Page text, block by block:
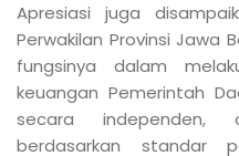
Apresiasi juga
Perwakilan Provinsi Jawa
fungsinya dalam
keuangan Pemerintah
secara independen,
berdasarkan standar